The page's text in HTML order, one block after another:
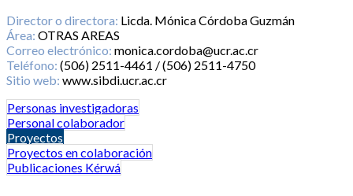
Director o directora: Licda. Mónica Córdoba Guzmán
Área: OTRAS AREAS
Correo electrónico: monica.cordoba@ucr.ac.cr
Teléfono: (506) 2511-4461 / (506) 2511-4750
Sitio web: www.sibdi.ucr.ac.cr
Personas investigadoras
Personal colaborador
Proyectos
Proyectos en colaboración
Publicaciones Kérwá